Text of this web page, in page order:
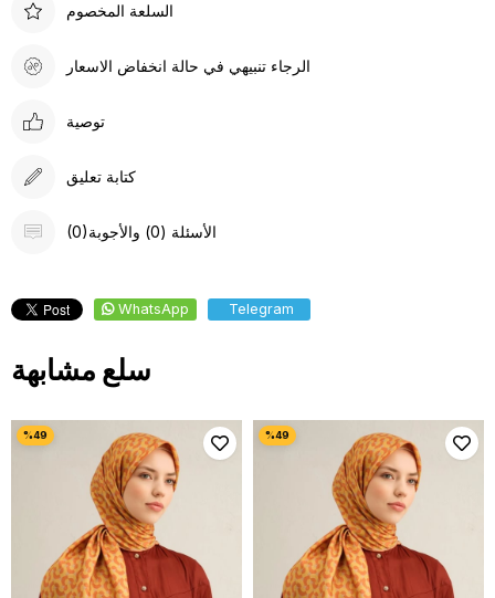
السلعة المخصوم
الرجاء تنبيهي في حالة انخفاض الاسعار
توصية
كتابة تعليق
(0)الأسئلة (0) والأجوبة
WhatsApp Telegram
سلع مشابهة